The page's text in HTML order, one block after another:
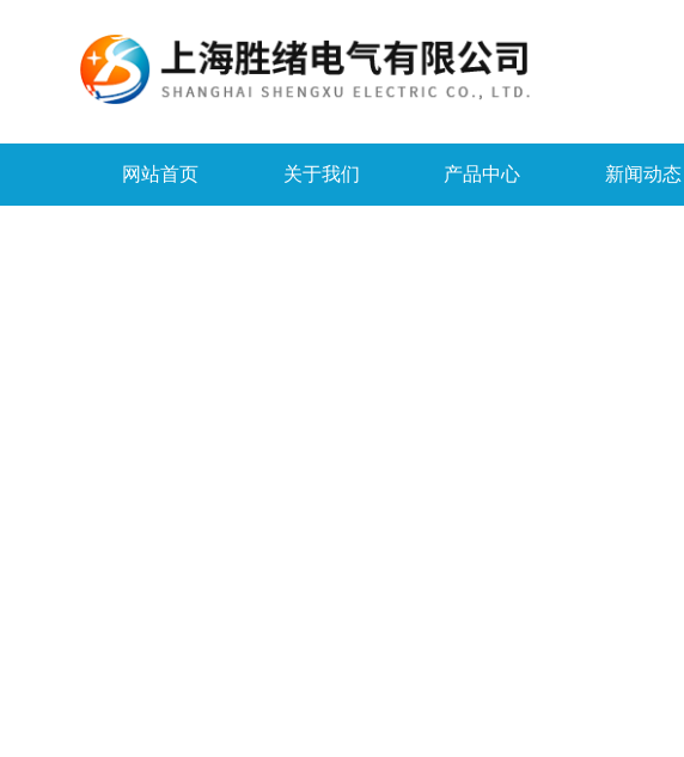
网站首页 关于我们 产品中心 新闻动态